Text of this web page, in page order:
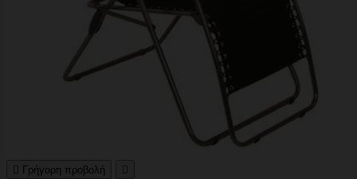
 Γρήγορη προβολή 